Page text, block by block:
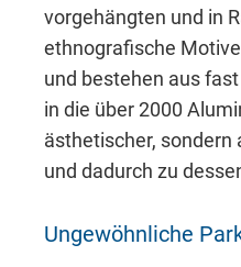
vorgehängten und in
ethnografische
und bestehen aus
in die über 2000
ästhetischer, sondern
und dadurch zu
Ungewöhnliche
Akzeptieren
Impressum